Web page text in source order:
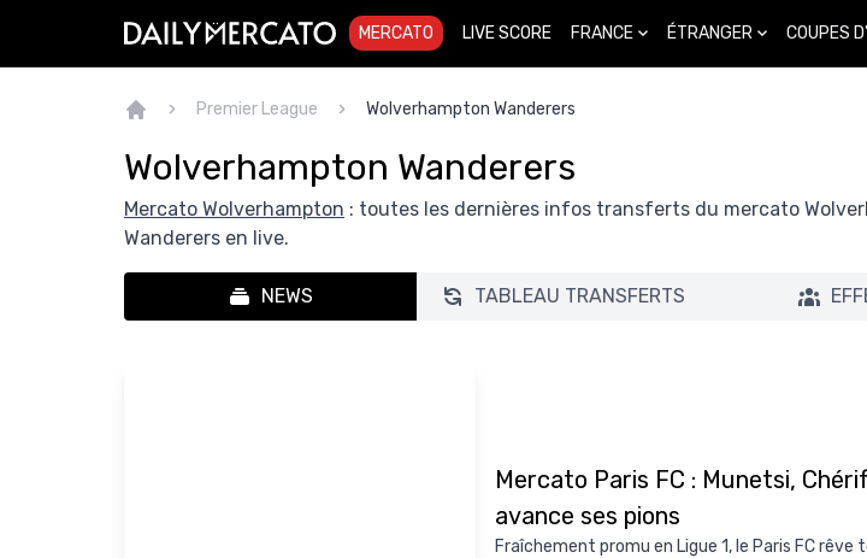
MERCATO LIVE SCORE FRANCE ÉTRANGER COUPES
Premier League Wolverhampton Wanderers
Wolverhampton Wanderers
Mercato Wolverhampton : toutes les dernières infos transferts du mercato
Wanderers en live.
NEWS TABLEAU TRANSFERTS
Mercato Paris FC : Munetsi,
avance ses pions
Fraîchement promu en Ligue 1, le Paris FC rêve